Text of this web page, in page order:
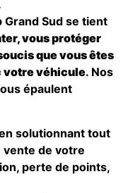
Grand Sud se tient
vous protéger
que vous êtes
votre véhicule. Nos
épaulent
solutionnant tout
vente de votre
perte de points,